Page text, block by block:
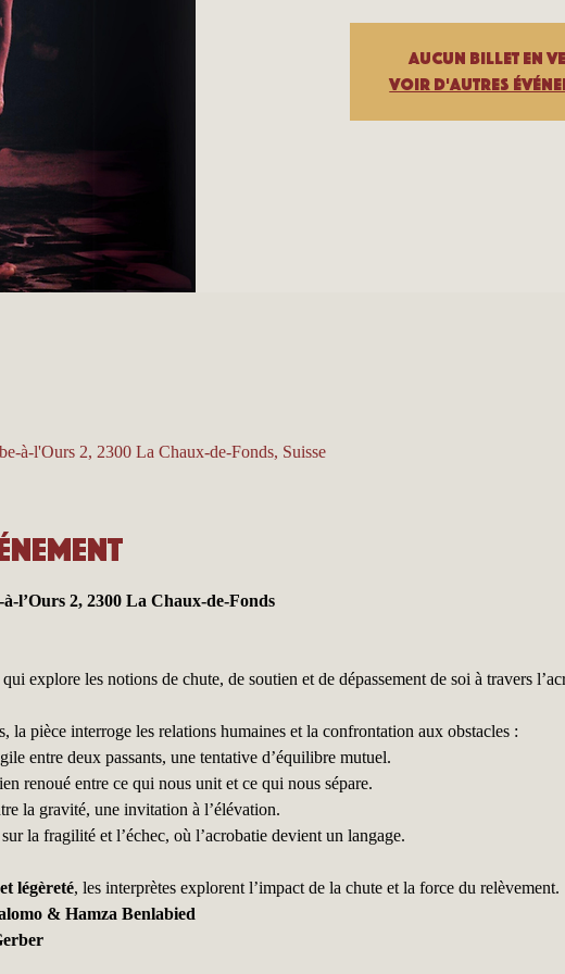
Aucun billet en
Voir d'autres
à-l'Ours 2, 2300 La Chaux-de-Fonds, Suisse
l’Ours 2, 2300 La Chaux-de-Fonds
explore les notions de chute, de soutien et de dépassement de soi à travers
la pièce interroge les relations humaines et la confrontation aux obstacles :
entre deux passants, une tentative d’équilibre mutuel.
renoué entre ce qui nous unit et ce qui nous sépare.
la gravité, une invitation à l’élévation.
la fragilité et l’échec, où l’acrobatie devient un langage.
légèreté, les interprètes explorent l’impact de la chute et la force du relèvement.
& Hamza Benlabied